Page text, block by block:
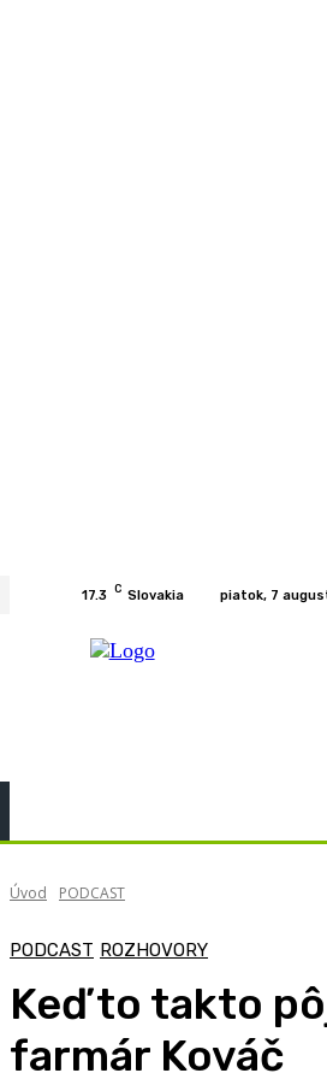
17.3 C Slovakia piatok, 7
Úvod PODCAST
PODCAST ROZHOVORY
Keď to takto
farmár Kováč